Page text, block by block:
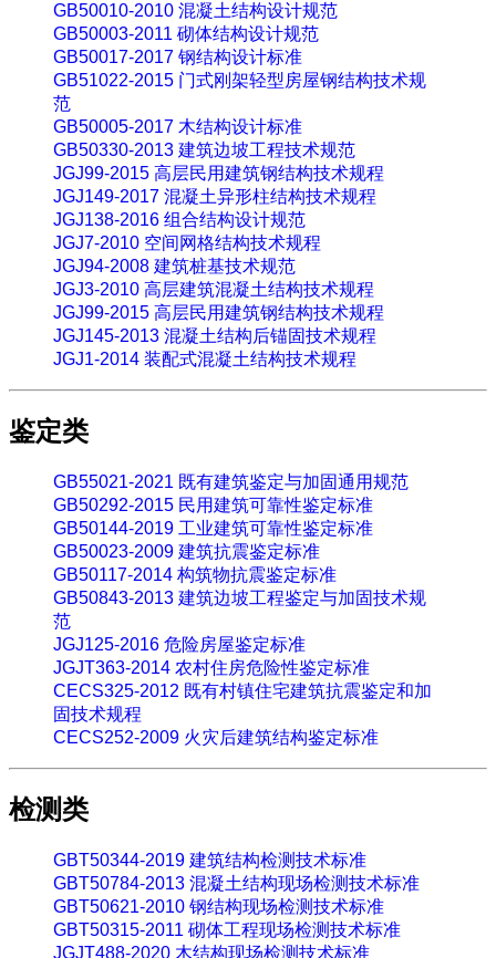
GB50010-2010 混凝土结构设计规范
GB50003-2011 砌体结构设计规范
GB50017-2017 钢结构设计标准
GB51022-2015 门式刚架轻型房屋钢结构技术规
范
GB50005-2017 木结构设计标准
GB50330-2013 建筑边坡工程技术规范
JGJ99-2015 高层民用建筑钢结构技术规程
JGJ149-2017 混凝土异形柱结构技术规程
JGJ138-2016 组合结构设计规范
JGJ7-2010 空间网格结构技术规程
JGJ94-2008 建筑桩基技术规范
JGJ3-2010 高层建筑混凝土结构技术规程
JGJ99-2015 高层民用建筑钢结构技术规程
JGJ145-2013 混凝土结构后锚固技术规程
JGJ1-2014 装配式混凝土结构技术规程
鉴定类
GB55021-2021 既有建筑鉴定与加固通用规范
GB50292-2015 民用建筑可靠性鉴定标准
GB50144-2019 工业建筑可靠性鉴定标准
GB50023-2009 建筑抗震鉴定标准
GB50117-2014 构筑物抗震鉴定标准
GB50843-2013 建筑边坡工程鉴定与加固技术规
范
JGJ125-2016 危险房屋鉴定标准
JGJT363-2014 农村住房危险性鉴定标准
CECS325-2012 既有村镇住宅建筑抗震鉴定和加
固技术规程
CECS252-2009 火灾后建筑结构鉴定标准
检测类
GBT50344-2019 建筑结构检测技术标准
GBT50784-2013 混凝土结构现场检测技术标准
GBT50621-2010 钢结构现场检测技术标准
GBT50315-2011 砌体工程现场检测技术标准
JGJT488-2020 木结构现场检测技术标准